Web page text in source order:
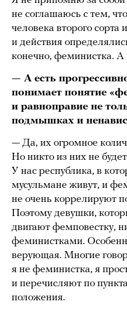
не соглашаюсь с тем,
человека второго сорта
и действия
конечно, феминистка.
— А есть
понимает понятие
и равноправие не
подмышках и
— Да, их огромное
Но никто из них не
У нас республика, в
мусульмане живут, и
не очень коррелируют
Поэтому девушки,
двигают фемповестку,
феминистками.
верующая. Многие
я не феминистка, я
и перечисляют по
положения.